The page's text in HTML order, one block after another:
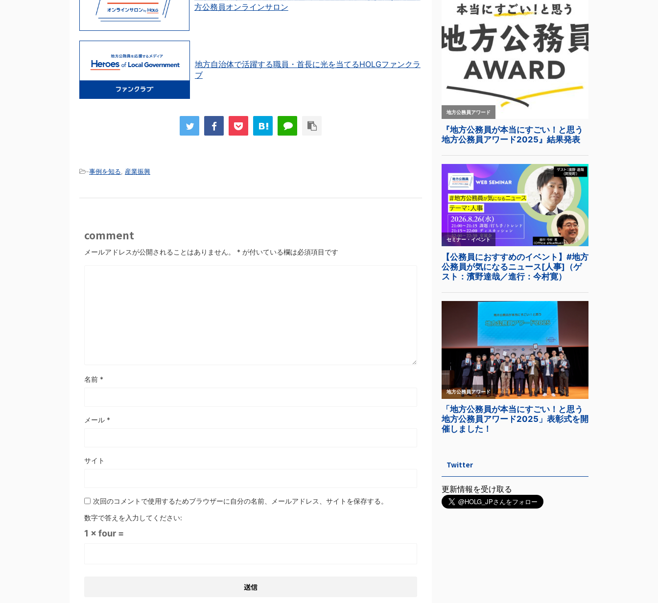
方公務員オンラインサロン
地方自治体で活躍する職員・首長に光を当てるHOLGファンクラ
ブ
-事例を知る, 産業振興
comment
メールアドレスが公開されることはありません。 * が付いている欄は必須項目です
名前 *
メール *
サイト
次回のコメントで使用するためブラウザーに自分の名前、メールアドレス、サイトを保存する。
数字で答えを入力してください:
1 × four =
Twitter
更新情報を受け取る